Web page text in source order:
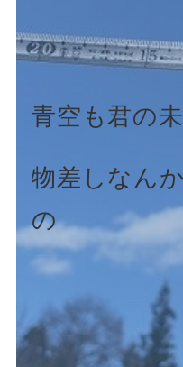
青空も君の
物差しなん
の
七